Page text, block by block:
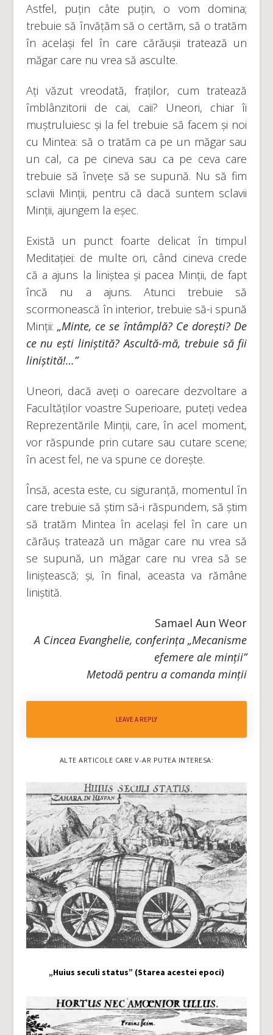
Astfel, puțin câte puțin, o vom domina;
trebuie să învățăm să o certăm, să o tratăm
în același fel în care cărăușii tratează un
măgar care nu vrea să asculte.
Ați văzut vreodată, fraților, cum tratează
îmblânzitorii de cai, caii? Uneori, chiar îi
muștruluiesc și la fel trebuie să facem și noi
cu Mintea: să o tratăm ca pe un măgar sau
un cal, ca pe cineva sau ca pe ceva care
trebuie să învețe să se supună. Nu să fim
sclavii Minții, pentru că dacă suntem sclavii
Minții, ajungem la eșec.
Există un punct foarte delicat în timpul
Meditației: de multe ori, când cineva crede
că a ajuns la liniștea și pacea Minții, de fapt
încă nu a ajuns. Atunci trebuie să
scormonească în interior, trebuie să-i spună
Minții: „Minte, ce se întâmplă? Ce dorești? De
ce nu ești liniștită? Ascultă-mă, trebuie să fii
liniștită!…”
Uneori, dacă aveți o oarecare dezvoltare a
Facultăților voastre Superioare, puteți vedea
Reprezentările Minții, care, în acel moment,
vor răspunde prin cutare sau cutare scene;
în acest fel, ne va spune ce dorește.
Însă, acesta este, cu siguranță, momentul în
care trebuie să știm să-i răspundem, să știm
să tratăm Mintea în același fel în care un
cărăuș tratează un măgar care nu vrea să
se supună, un măgar care nu vrea să se
liniștească; și, în final, aceasta va rămâne
liniștită.
Samael Aun Weor
A Cincea Evanghelie, conferința „Mecanisme
efemere ale minții”
Metodă pentru a comanda minții
LEAVE A REPLY
ALTE ARTICOLE CARE V-AR PUTEA INTERESA:
„Huius seculi status” (Starea acestei epoci)